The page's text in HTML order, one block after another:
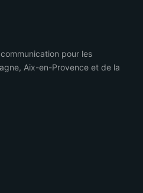
pour les
Aix-en-Provence et de la